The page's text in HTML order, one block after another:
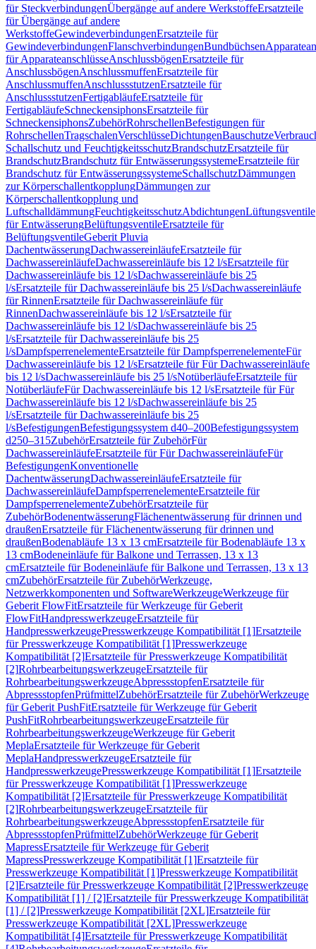
für SteckverbindungenÜbergänge auf andere WerkstoffeErsatzteile
für Übergänge auf andere
WerkstoffeGewindeverbindungenErsatzteile für
GewindeverbindungenFlanschverbindungenBundbüchsen
für ApparateanschlüsseAnschlussbögenErsatzteile für
AnschlussbögenAnschlussmuffenErsatzteile für
AnschlussmuffenAnschlussstutzenErsatzteile für
AnschlussstutzenFertigabläufeErsatzteile für
FertigabläufeSchneckensiphonsErsatzteile für
SchneckensiphonsZubehörRohrschellenBefestigungen für
RohrschellenTragschalenVerschlüsseDichtungenBauschutze
Schallschutz und FeuchtigkeitsschutzBrandschutzErsatzteile für
BrandschutzBrandschutz für EntwässerungssystemeErsatzteile für
Brandschutz für EntwässerungssystemeSchallschutzDämmungen
zur KörperschallentkopplungDämmungen zur
Körperschallentkopplung und
LuftschalldämmungFeuchtigkeitsschutzAbdichtungenLüftungsventile
für EntwässerungBelüftungsventileErsatzteile für
BelüftungsventileGeberit Pluvia
DachentwässerungDachwassereinläufeErsatzteile für
DachwassereinläufeDachwassereinläufe bis 12 l/sErsatzteile für
Dachwassereinläufe bis 12 l/sDachwassereinläufe bis 25
l/sErsatzteile für Dachwassereinläufe bis 25 l/sDachwassereinläufe
für RinnenErsatzteile für Dachwassereinläufe für
RinnenDachwassereinläufe bis 12 l/sErsatzteile für
Dachwassereinläufe bis 12 l/sDachwassereinläufe bis 25
l/sErsatzteile für Dachwassereinläufe bis 25
l/sDampfsperrenelementeErsatzteile für DampfsperrenelementeFür
Dachwassereinläufe bis 12 l/sErsatzteile für Für Dachwassereinläufe
bis 12 l/sDachwassereinläufe bis 25 l/sNotüberläufeErsatzteile für
NotüberläufeFür Dachwassereinläufe bis 12 l/sErsatzteile für Für
Dachwassereinläufe bis 12 l/sDachwassereinläufe bis 25
l/sErsatzteile für Dachwassereinläufe bis 25
l/sBefestigungenBefestigungssystem d40–200Befestigungssystem
d250–315ZubehörErsatzteile für ZubehörFür
DachwassereinläufeErsatzteile für Für DachwassereinläufeFür
BefestigungenKonventionelle
DachentwässerungDachwassereinläufeErsatzteile für
DachwassereinläufeDampfsperrenelementeErsatzteile für
DampfsperrenelementeZubehörErsatzteile für
ZubehörBodenentwässerungFlächenentwässerung für drinnen und
draußenErsatzteile für Flächenentwässerung für drinnen und
draußenBodenabläufe 13 x 13 cmErsatzteile für Bodenabläufe 13 x
13 cmBodeneinläufe für Balkone und Terrassen, 13 x 13
cmErsatzteile für Bodeneinläufe für Balkone und Terrassen, 13 x 13
cmZubehörErsatzteile für ZubehörWerkzeuge,
Netzwerkkomponenten und SoftwareWerkzeugeWerkzeuge für
Geberit FlowFitErsatzteile für Werkzeuge für Geberit
FlowFitHandpresswerkzeugeErsatzteile für
HandpresswerkzeugePresswerkzeuge Kompatibilität [1]Ersatzteile
für Presswerkzeuge Kompatibilität [1]Presswerkzeuge
Kompatibilität [2]Ersatzteile für Presswerkzeuge Kompatibilität
[2]RohrbearbeitungswerkzeugeErsatzteile für
RohrbearbeitungswerkzeugeAbpressstopfenErsatzteile für
AbpressstopfenPrüfmittelZubehörErsatzteile für ZubehörWerkzeuge
für Geberit PushFitErsatzteile für Werkzeuge für Geberit
PushFitRohrbearbeitungswerkzeugeErsatzteile für
RohrbearbeitungswerkzeugeWerkzeuge für Geberit
MeplaErsatzteile für Werkzeuge für Geberit
MeplaHandpresswerkzeugeErsatzteile für
HandpresswerkzeugePresswerkzeuge Kompatibilität [1]Ersatzteile
für Presswerkzeuge Kompatibilität [1]Presswerkzeuge
Kompatibilität [2]Ersatzteile für Presswerkzeuge Kompatibilität
[2]RohrbearbeitungswerkzeugeErsatzteile für
RohrbearbeitungswerkzeugeAbpressstopfenErsatzteile für
AbpressstopfenPrüfmittelZubehörWerkzeuge für Geberit
MapressErsatzteile für Werkzeuge für Geberit
MapressPresswerkzeuge Kompatibilität [1]Ersatzteile für
Presswerkzeuge Kompatibilität [1]Presswerkzeuge Kompatibilität
[2]Ersatzteile für Presswerkzeuge Kompatibilität [2]Presswerkzeuge
Kompatibilität [1] / [2]Ersatzteile für Presswerkzeuge Kompatibilität
[1] / [2]Presswerkzeuge Kompatibilität [2XL]Ersatzteile für
Presswerkzeuge Kompatibilität [2XL]Presswerkzeuge
Kompatibilität [4]Ersatzteile für Presswerkzeuge Kompatibilität